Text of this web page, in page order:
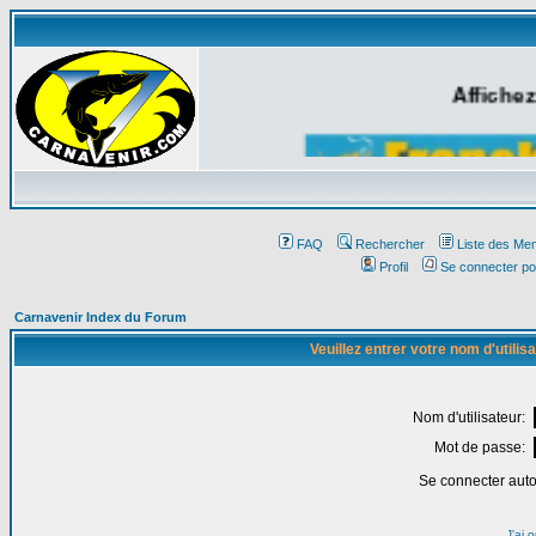
FAQ Rechercher
Liste des
Profil
Se connecter
Carnavenir Index du Forum
Veuillez entrer votre nom
Nom d'utilisateur:
Mot de passe:
Se connecter